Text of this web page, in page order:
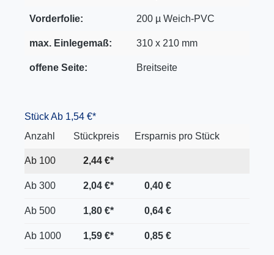
Vorderfolie: 200 µ Weich-PVC
max. Einlegemaß: 310 x 210 mm
offene Seite: Breitseite
StückAb 1,54 €*
Anzahl
Stückpreis Ersparnis pro Stück
Ab 100 2,44 €*
Ab 300 2,04 €* 0,40 €
Ab 500 1,80 €* 0,64 €
Ab 1000 1,59 €* 0,85 €